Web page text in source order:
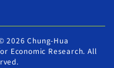
2026 Chung-Hua
Economic Research. All